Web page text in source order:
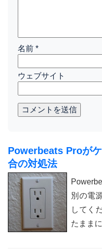
名前 *
ウェブサイト
コメントを送信
Powerbeats Proが
合の対処法
別の電
してく
たまま